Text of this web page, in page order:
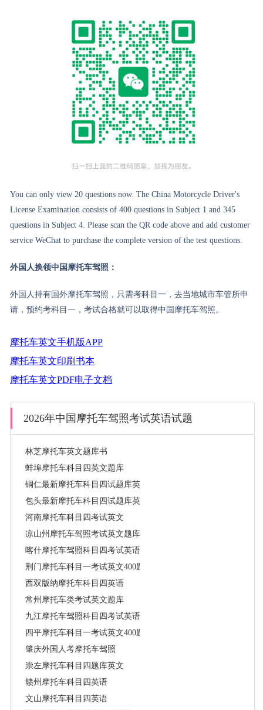
You can only view 20 questions now. The China Motorcycle Driver's
License Examination consists of 400 questions in Subject 1 and 345
questions in Subject 4. Please scan the QR code above and add customer
service WeChat to purchase the complete version of the test questions.
外国人换领中国摩托车驾照：
外国人持有国外摩托车驾照，只需考科目一，去当地城市车管所申
请，预约考科目一，考试合格就可以取得中国摩托车驾照。
摩托车英文手机版APP
摩托车英文印刷书本
摩托车英文PDF电子文档
2026年中国摩托车驾照考试英语试题
林芝摩托车英文题库书
蚌埠摩托车科目四英文题库
铜仁最新摩托车科目四试题库英文题
包头最新摩托车科目四试题库英文题
河南摩托车科目四考试英文
凉山州摩托车驾照考试英文题库app下载
喀什摩托车驾照科目四考试英语试题
荆门摩托车科目一考试英文400题
西双版纳摩托车科目四英语
常州摩托车类考试英文题库
九江摩托车驾照科目四考试英语试题
四平摩托车科目一考试英文400题
肇庆外国人考摩托车驾照
崇左摩托车科目四题库英文
赣州摩托车科目四英语
文山摩托车科目四英语